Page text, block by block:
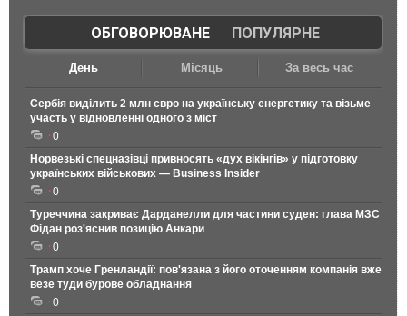
ОБГОВОРЮВАНЕ| ПОПУЛЯРНЕ
День Місяць За весь час
Сербія виділить 2 млн євро на українську енергетику та візьме
участь у відновленні одного з міст
0
Норвезькі спецназівці привносять «дух вікінгів» у підготовку
українських військових — Business Insider
0
Туреччина закриває Дарданелли для частини суден: глава МЗС
Фідан роз'яснив позицію Анкари
0
Трамп хоче Гренландії: пов'язана з його оточенням компанія вже
везе туди бурове обладнання
0